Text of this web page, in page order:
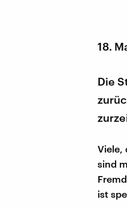
18.
Die
Viele,
sind
ist